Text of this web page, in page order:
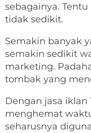
sebagainya.
tidak sedikit.
Semakin banyak
semakin sedikit
marketing.
tombak yang
Dengan jasa iklan
menghemat
seharusnya